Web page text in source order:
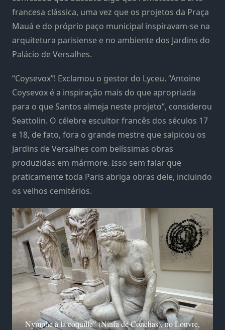
francesa clássica, uma vez que os projetos da Praça
Mauá e do próprio paço municipal inspiravam-se na
arquitetura parisiense e no ambiente dos Jardins do
Palácio de Versalhes.
“Coysevox”! Exclamou o gestor do Lyceu. “Antoine
Coysevox é a inspiração mais do que apropriada
para o que Santos almeja neste projeto”, considerou
Seattolin. O célebre escultor francês dos séculos 17
e 18, de fato, fora o grande mestre que salpicou os
Jardins de Versalhes com belíssimas obras
produzidas em mármore. Isso sem falar que
praticamente toda Paris abriga obras dele, incluindo
os velhos cemitérios.
Nymphe à la coquille” (Ninfa de Conchas), no Louvre,